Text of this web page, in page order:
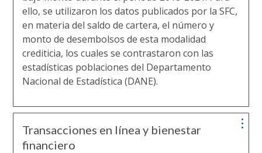
ello, se utilizaron los datos publicados por la SFC,
en materia del saldo de cartera, el número y
monto de desembolsos de esta modalidad
crediticia, los cuales se contrastaron con las
estadísticas poblaciones del Departamento
Nacional de Estadística (DANE).
Transacciones en línea y bienestar
financiero